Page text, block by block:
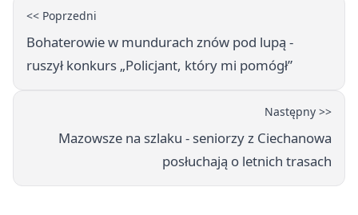
<< Poprzedni
Bohaterowie w mundurach znów pod lupą -
ruszył konkurs „Policjant, który mi pomógł”
Następny >>
Mazowsze na szlaku - seniorzy z Ciechanowa
posłuchają o letnich trasach